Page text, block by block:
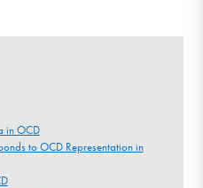
in OCD
to OCD Representation in